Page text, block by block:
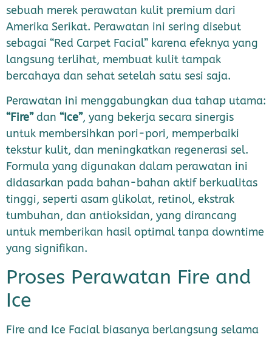
sebuah merek perawatan kulit premium dari
Amerika Serikat. Perawatan ini sering disebut
sebagai “Red Carpet Facial” karena efeknya yang
langsung terlihat, membuat kulit tampak
bercahaya dan sehat setelah satu sesi saja.
Perawatan ini menggabungkan dua tahap utama:
“Fire”dan “Ice”, yang bekerja secara sinergis
untuk membersihkan pori-pori, memperbaiki
tekstur kulit, dan meningkatkan regenerasi sel.
Formula yang digunakan dalam perawatan ini
didasarkan pada bahan-bahan aktif berkualitas
tinggi, seperti asam glikolat, retinol, ekstrak
tumbuhan, dan antioksidan, yang dirancang
untuk memberikan hasil optimal tanpa downtime
yang signifikan.
Proses Perawatan Fire and
Ice
Fire and Ice Facial biasanya berlangsung selama